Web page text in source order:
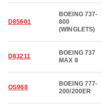
D85601
BOEING 737-
800
(WINGLETS)
D83211
BOEING 737
MAX 8
OS968
BOEING 777-
200/200ER